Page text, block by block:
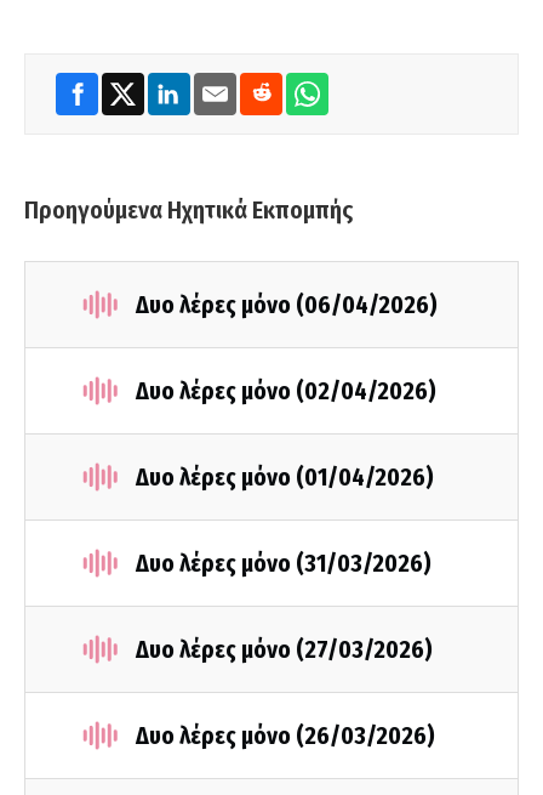
Προηγούμενα Ηχητικά Εκπομπής
Δυο λέρες μόνο (06/04/2026)
Δυο λέρες μόνο (02/04/2026)
Δυο λέρες μόνο (01/04/2026)
Δυο λέρες μόνο (31/03/2026)
Δυο λέρες μόνο (27/03/2026)
Δυο λέρες μόνο (26/03/2026)